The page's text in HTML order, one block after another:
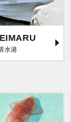
水港